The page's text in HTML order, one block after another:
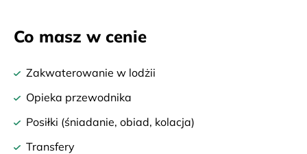
Co masz w cenie
Zakwaterowanie w lodżii
Opieka przewodnika
Posiłki (śniadanie, obiad, kolacja)
Transfery